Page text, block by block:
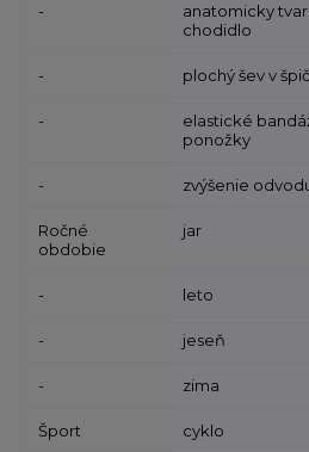
-
anatomicky
chodidlo
- plochý šev v
-
elastické
ponožky
- zvýšenie
Ročné
obdobie
jar
- leto
- jeseň
- zima
Šport cyklo